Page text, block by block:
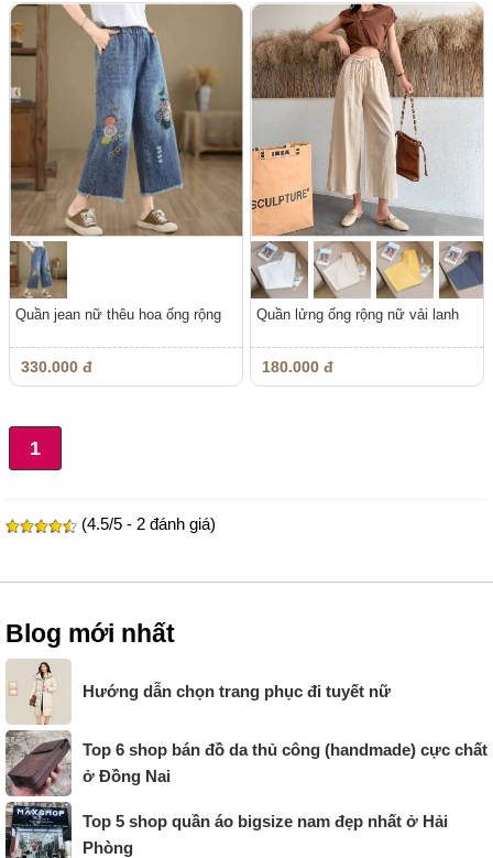
Quần jean nữ thêu hoa ống rộng
330.000 đ
Quần lửng ống rộng nữ vải lanh
180.000 đ
1
(4.5/5 - 2 đánh giá)
Blog mới nhất
Hướng dẫn chọn trang phục đi tuyết nữ
Top 6 shop bán đồ da thủ công (handmade) cực chất
ở Đồng Nai
Top 5 shop quần áo bigsize nam đẹp nhất ở Hải
Phòng